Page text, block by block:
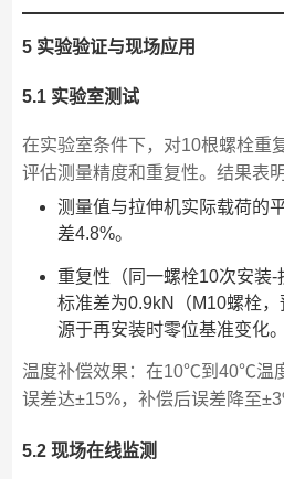
5 实验验证与现场应用
5.1 实验室测试
在实验室条件下，对10根螺栓重
评估测量精度和重复性。结果表明
测量值与拉伸机实际载荷的
差4.8%。
重复性（同一螺栓10次安装
标准差为0.9kN（M10螺栓
源于再安装时零位基准变化。
温度补偿效果：在10℃到40℃温
误差达±15%，补偿后误差降至
5.2 现场在线监测